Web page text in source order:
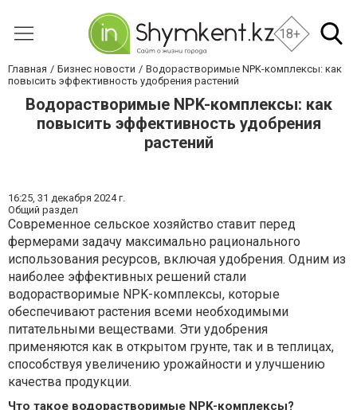
18+
Главная Бизнес новости
Водорастворимые NPK-комплексы: как
повысить эффективность удобрения растений
Водорастворимые NPK-комплексы: как
повысить эффективность удобрения
растений
16:25, 31 декабря 2024 г.
Общий раздел
Современное сельское хозяйство ставит перед
фермерами задачу максимально рационального
использования ресурсов, включая удобрения. Одним из
наиболее эффективных решений стали
водорастворимые NPK-комплексы, которые
обеспечивают растения всеми необходимыми
питательными веществами. Эти удобрения
применяются как в открытом грунте, так и в теплицах,
способствуя увеличению урожайности и улучшению
качества продукции.
Что такое водорастворимые NPK-комплексы?